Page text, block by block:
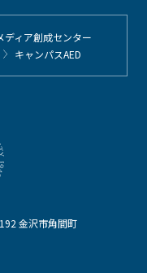
金沢市角間町
ディア創成センター
キャンパスAED